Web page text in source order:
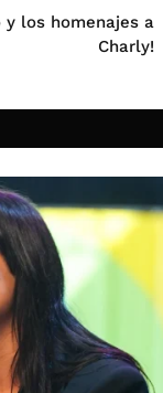
y los homenajes a
Charly!